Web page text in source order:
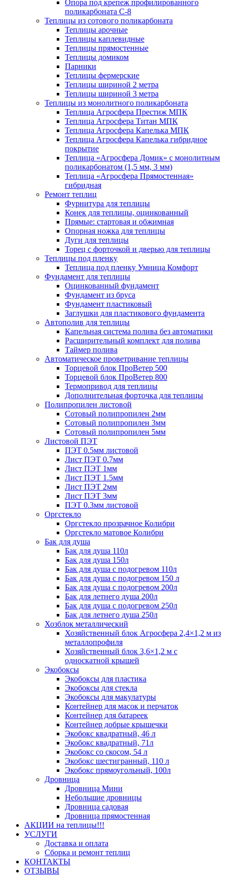
Опора под крепеж профилированного
поликарбоната С-8
Теплицы из сотового поликарбоната
Теплицы арочные
Теплицы каплевидные
Теплицы прямостенные
Теплицы домиком
Парники
Теплицы фермерские
Теплицы шириной 2 метра
Теплицы шириной 3 метра
Теплицы из монолитного поликарбоната
Теплица Агросфера Престиж МПК
Теплица Агросфера Титан МПК
Теплица Агросфера Капелька МПК
Теплица Агросфера Капелька гибридное
покрытие
Теплица «Агросфера Домик» с монолитным
поликарбонатом (1,5 мм, 3 мм)
Теплица «Агросфера Прямостенная»
гибридная
Ремонт теплиц
Фурнитура для теплицы
Конек для теплицы, оцинкованный
Прямые: стартовая и обжимная
Опорная ножка для теплицы
Дуги для теплицы
Торец с форточкой и дверью для теплицы
Теплицы под пленку
Теплица под пленку Умница Комфорт
Фундамент для теплицы
Оцинкованный фундамент
Фундамент из бруса
Фундамент пластиковый
Заглушки для пластикового фундамента
Автополив для теплицы
Капельная система полива без автоматики
Расширительный комплект для полива
Таймер полива
Автоматическое проветривание теплицы
Торцевой блок ПроВетер 500
Торцевой блок ПроВетер 800
Термопривод для теплицы
Дополнительная форточка для теплицы
Полипропилен листовой
Сотовый полипропилен 2мм
Сотовый полипропилен 3мм
Сотовый полипропилен 5мм
Листовой ПЭТ
ПЭТ 0.5мм листовой
Лист ПЭТ 0.7мм
Лист ПЭТ 1мм
Лист ПЭТ 1.5мм
Лист ПЭТ 2мм
Лист ПЭТ 3мм
ПЭТ 0.3мм листовой
Оргстекло
Оргстекло прозрачное Колибри
Оргстекло матовое Колибри
Бак для душа
Бак для душа 110л
Бак для душа 150л
Бак для душа с подогревом 110л
Бак для душа с подогревом 150 л
Бак для душа с подогревом 200л
Бак для летнего душа 200л
Бак для душа с подогревом 250л
Бак для летнего душа 250л
Хозблок металлический
Хозяйственный блок Агросфера 2,4×1,2 м из
металлопрофиля
Хозяйственный блок 3,6×1,2 м с
односкатной крышей
Экобоксы
Экобоксы для пластика
Экобоксы для стекла
Экобоксы для макулатуры
Контейнер для масок и перчаток
Контейнер для батареек
Контейнер добрые крышечки
Экобокс квадратный, 46 л
Экобокс квадратный, 71л
Экобокс со скосом, 54 л
Экобокс шестигранный, 110 л
Экобокс прямоугольный, 100л
Дровница
Дровница Мини
Небольшие дровницы
Дровница садовая
Дровница прямостенная
АКЦИИ на теплицы!!!
УСЛУГИ
Доставка и оплата
Сборка и ремонт теплиц
КОНТАКТЫ
ОТЗЫВЫ